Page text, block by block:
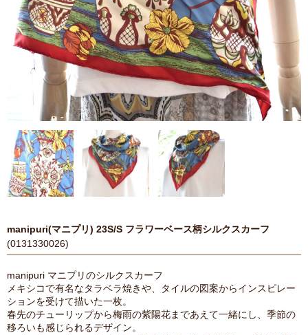
manipuri(マニプリ) 23S/S フラワーベース柄シルクスカーフ
(0131330026)
manipuri マニプリのシルクスカーフ
メキシコで有名なタラベラ焼きや、タイルの図案からインスピレー
ションを受けて描いた一枚。
春先のチューリップから梅雨の紫陽花まであえて一緒にし、季節の
移ろいも感じられるデザイン。